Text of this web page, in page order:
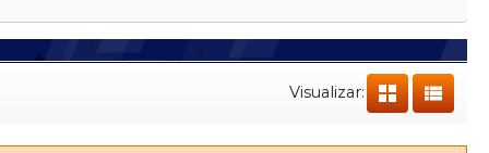
Visualizar: